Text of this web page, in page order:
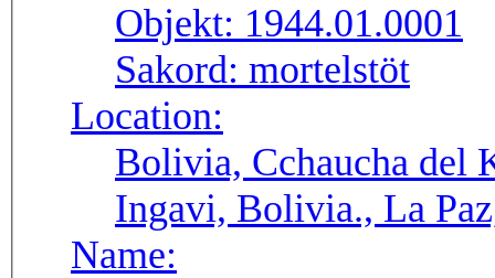
Objekt: 1944.01.0001
Sakord: mortelstöt
Location:
Bolivia, Cchaucha del
Ingavi, Bolivia., La
Name: